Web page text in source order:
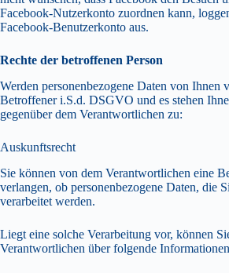
Facebook-Nutzerkonto zuordnen kann,
Facebook-Benutzerkonto aus.
Rechte der betroffenen Person
Werden personenbezogene Daten von Ihnen
Betroffener i.S.d. DSGVO und es stehen
gegenüber dem Verantwortlichen zu:
Auskunftsrecht
Sie können von dem Verantwortlichen eine
verlangen, ob personenbezogene Daten, die
verarbeitet werden.
Liegt eine solche Verarbeitung vor, können
Verantwortlichen über folgende